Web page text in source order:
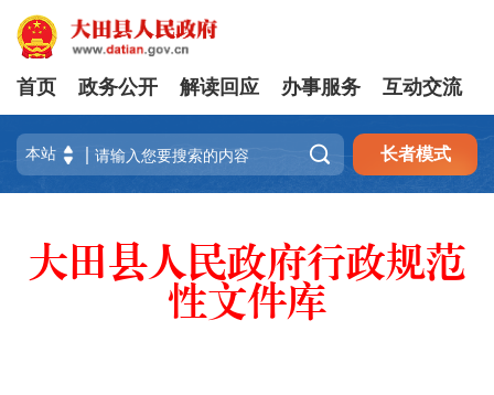
首页 政务公开 解读回应 办事服务 互动交流
 长者模式
大田县人民政府行政规范
性文件库